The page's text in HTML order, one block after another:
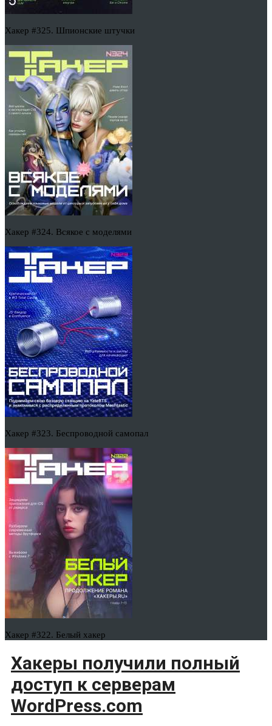
Хакер #325. Шпионские штучки
Хакер #324. Всякое с моделями
Хакер #323. Беспроводной самопал
Хакер #322. Белый хакер
Хакеры получили полный
доступ к серверам
WordPress.com